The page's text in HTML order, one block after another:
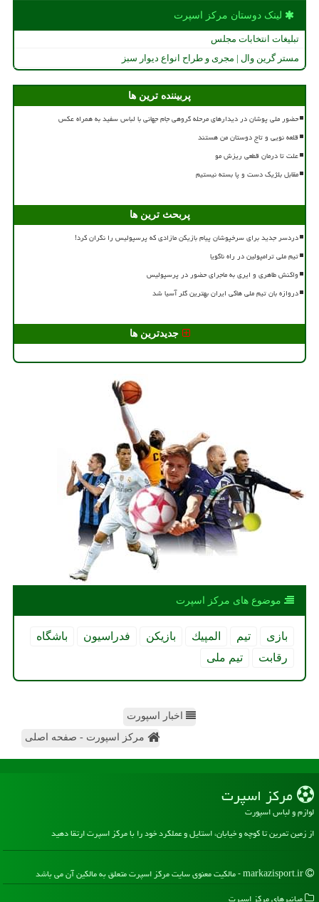
لینک دوستان مركز اسپرت
تبلیغات انتخابات مجلس
مستر گرین وال | مجری و طراح انواع دیوار سبز
پربیننده ترین ها
حضور ملی پوشان در دیدارهای مرحله گروهی جام جهانی با لباس سفید به همراه عکس
قلعه نویی و تاج دوستان من هستند
علت تا درمان قطعی ریزش مو
مقابل بلژیک دست و پا بسته نیستیم
پربحث ترین ها
دردسر جدید برای سرخپوشان پیام بازیکن مازادی که پرسپولیس را نگران کرد!
تیم ملی ترامپولین در راه ناگویا
واکنش طاهری و ایری به ماجرای حضور در پرسپولیس
دروازه بان تیم ملی هاکی ایران بهترین گلر آسیا شد
جدیدترین ها
موضوع های مركز اسپرت
بازی تیم المپیك بازیكن فدراسیون
باشگاه
رقابت
تیم ملی
اخبار اسپورت
مرکز اسپورت - صفحه اصلی
مركز اسپرت
لوازم و لباس اسپورت
از زمین تمرین تا کوچه و خیابان، استایل و عملکرد خود را با مرکز اسپرت ارتقا دهید
میانبرهای مركز اسپرت